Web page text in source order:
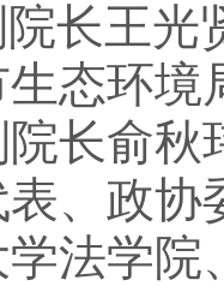
长王光
态环境
长俞
、政协
法学